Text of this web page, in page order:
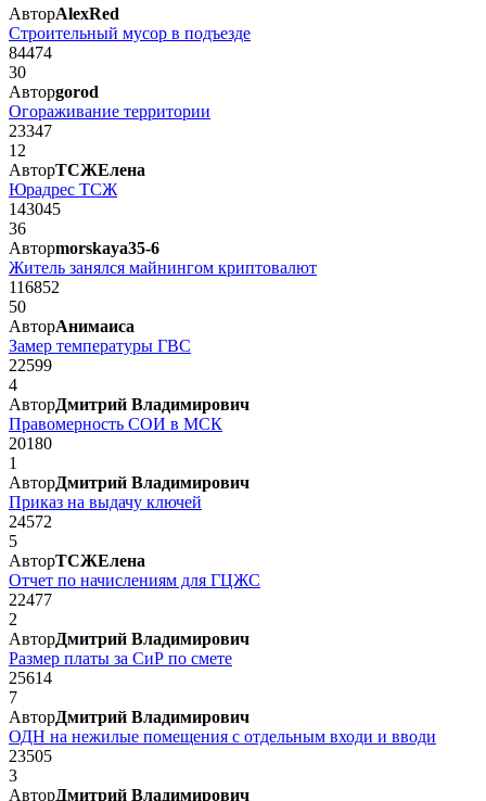
АвторAlexRed
Строительный мусор в подъезде
84474
30
Авторgorod
Огораживание территории
23347
12
АвторТСЖЕлена
Юрадрес ТСЖ
143045
36
Авторmorskaya35-6
Житель занялся майнингом криптовалют
116852
50
АвторАнимаиса
Замер температуры ГВС
22599
4
АвторДмитрий Владимирович
Правомерность СОИ в МСК
20180
1
АвторДмитрий Владимирович
Приказ на выдачу ключей
24572
5
АвторТСЖЕлена
Отчет по начислениям для ГЦЖС
22477
2
АвторДмитрий Владимирович
Размер платы за СиР по смете
25614
7
АвторДмитрий Владимирович
ОДН на нежилые помещения с отдельным входи и вводи
23505
3
АвторДмитрий Владимирович